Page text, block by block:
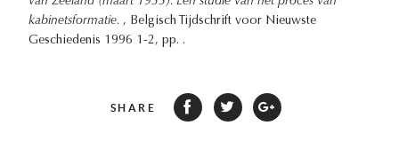
kabinetsformatie. , Belgisch Tijdschrift voor Nieuwste
Geschiedenis 1996 1-2, pp. .
SHARE